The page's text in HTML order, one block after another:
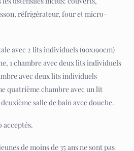
réfrigérateur, four et micro-
avec 2 lits individuels (90x190cm)
1 chambre avec deux lits individuels
avec deux lits individuels
quatrième chambre avec un lit
salle de bain avec douche.
acceptés.
de moins de 35 ans ne sont pas